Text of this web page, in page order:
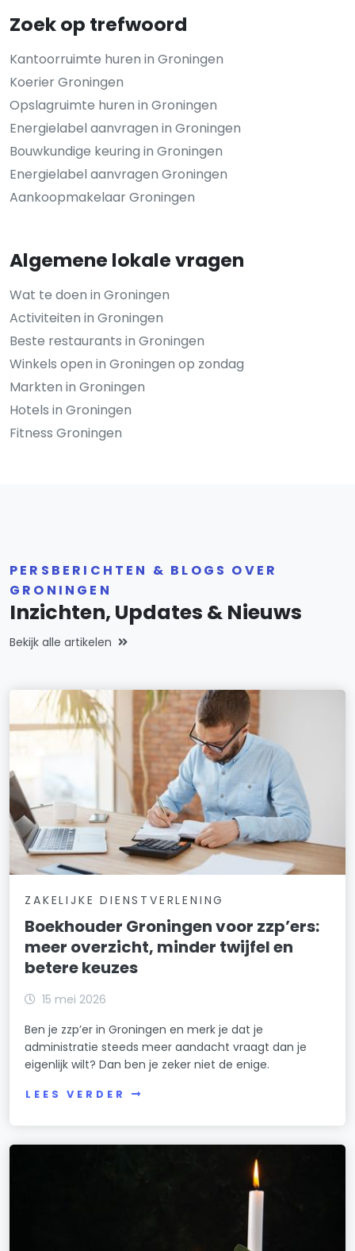
Zoek op trefwoord
Kantoorruimte huren in Groningen
Koerier Groningen
Opslagruimte huren in Groningen
Energielabel aanvragen in Groningen
Bouwkundige keuring in Groningen
Energielabel aanvragen Groningen
Aankoopmakelaar Groningen
Algemene lokale vragen
Wat te doen in Groningen
Activiteiten in Groningen
Beste restaurants in Groningen
Winkels open in Groningen op zondag
Markten in Groningen
Hotels in Groningen
Fitness Groningen
PERSBERICHTEN & BLOGS OVER
GRONINGEN
Inzichten, Updates & Nieuws
Bekijk alle artikelen
ZAKELIJKE DIENSTVERLENING
Boekhouder Groningen voor zzp’ers:
meer overzicht, minder twijfel en
betere keuzes
15 mei 2026
Ben je zzp’er in Groningen en merk je dat je
administratie steeds meer aandacht vraagt dan je
eigenlijk wilt? Dan ben je zeker niet de enige.
LEES VERDER